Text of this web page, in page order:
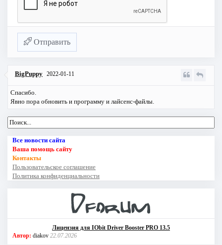
Отправить
BigPuppy 2022-01-11
Спасибо.
Явно пора обновить и программу и лайсенс-файлы.
Все новости сайта
Ваша помощь сайту
Контакты
Пользовательское соглашение
Политика конфиденциальности
Лицензия для IObit Driver Booster PRO 13.5
Автор: diakov 22.07.2026